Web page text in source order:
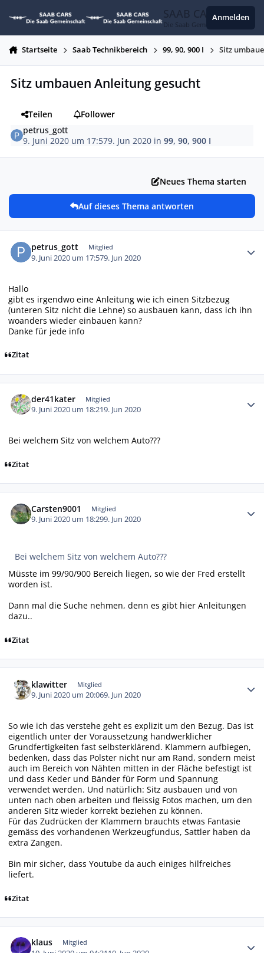
SAAB CARS
Die Saab Gemeinschaft
Anmelden
Startseite Saab Technikbereich 99, 90, 900 I Sitz
Sitz umbauen Anleitung gesucht
Teilen
Follower
petrus_gott
9. Juni 2020 um 17:579. Jun 2020 in99, 90, 900 I
Neues Thema starten
Auf dieses Thema antworten
petrus_gott Mitglied
9. Juni 2020 um 17:579. Jun 2020
Hallo
gibt es irgendwo eine Anleitung wie ich einen Sitzbezug
(unteren Sitz nicht die Lehne) so ausbauen kann, dass ich ihn
woanders wieder einbauen kann?
Danke für jede info
Zitat
der41kater Mitglied
9. Juni 2020 um 18:219. Jun 2020
Bei welchem Sitz von welchem Auto???
Zitat
Carsten9001 Mitglied
9. Juni 2020 um 18:299. Jun 2020
Bei welchem Sitz von welchem Auto???
Müsste im 99/90/900 Bereich liegen, so wie der Fred erstellt
worden ist.
Dann mal die Suche nehmen, denn es gibt hier Anleitungen
dazu..
Zitat
klawitter Mitglied
9. Juni 2020 um 20:069. Jun 2020
So wie ich das verstehe geht es explizit um den Bezug. Das ist
eigentlich unter der Voraussetzung handwerklicher
Grundfertigkeiten fast selbsterklärend. Klammern aufbiegen,
bedenken, dass das Polster nicht nur am Rand, sondern meist
auch im Bereich von Nähten mitten in der Fläche befestigt ist
und dass Keder und Bänder für Form und Spannung
verwendet werden. Und natürlich: Sitz ausbauen und von
unten nach oben arbeiten und fleissig Fotos machen, um den
anderen Sitz wieder korrekt beziehen zu können.
Für das Zudrücken der Klammern brauchts etwas Fantasie
gemäss des vorhandenen Werkzeugfundus, Sattler haben da
extra Zangen.
Bin mir sicher, dass Youtube da auch einiges hilfreiches
liefert.
Zitat
klaus Mitglied